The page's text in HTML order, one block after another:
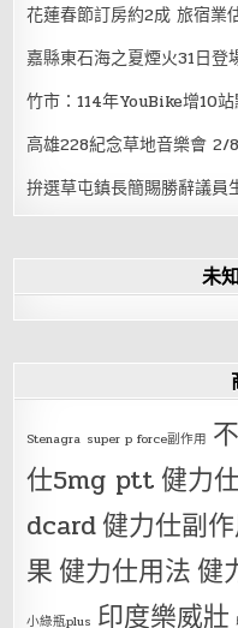
花蓮春節訂房約2成 旅宿業
嘉縣東石海之夏煙火31日登
竹市：114年YouBike增10
高雄228紀念草地音樂會 2/
拚選草屯鎮長簡賜勝辭議員
未
Stenagra super p force副作用
仕5mg ptt健力
dcard健力仕副
果健力仕用法健
小綠瓶plus 印度樂威壯